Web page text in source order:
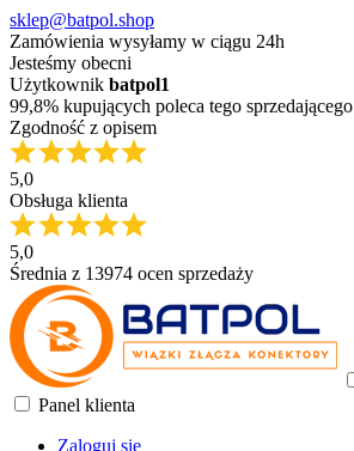
sklep@batpol.shop
Zamówienia wysyłamy w ciągu 24h
Jesteśmy obecni
Użytkownik batpol1
99,8% kupujących poleca tego sprzedającego
Zgodność z opisem
5,0
Obsługa klienta
5,0
Średnia z 13974 ocen sprzedaży
Panel klienta
Zaloguj się